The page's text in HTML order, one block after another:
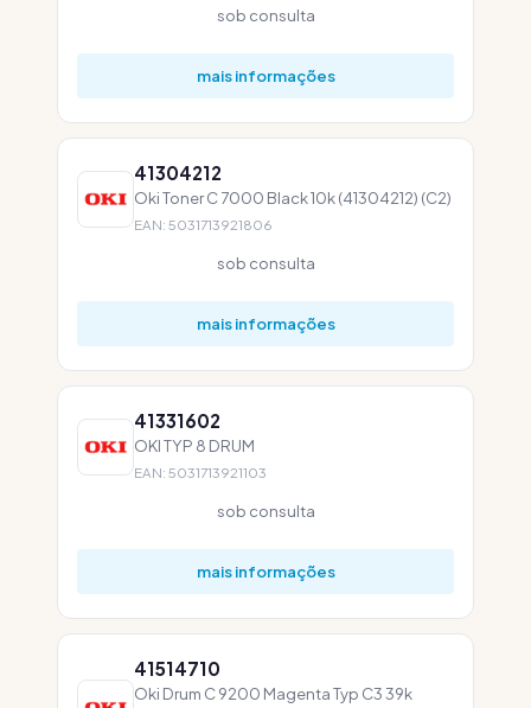
sob consulta
mais informações
41304212
Oki Toner C 7000 Black 10k (41304212) (C2)
EAN: 5031713921806
sob consulta
mais informações
41331602
OKI TYP 8 DRUM
EAN: 5031713921103
sob consulta
mais informações
41514710
Oki Drum C 9200 Magenta Typ C3 39k